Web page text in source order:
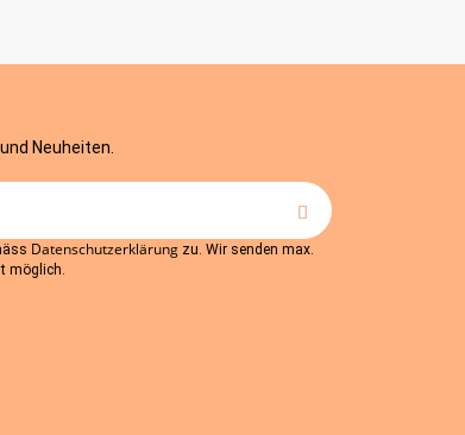
Neuheiten.
Datenschutzerklärung zu. Wir senden max.
möglich.